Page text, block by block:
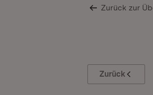
Zurück zur
Zurück